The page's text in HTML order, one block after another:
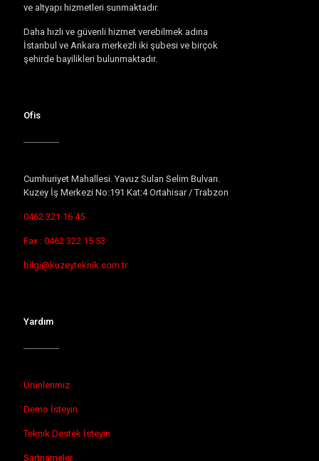
ve altyapı hizmetleri sunmaktadır.
Daha hızlı ve güvenli hizmet verebilmek adına
İstanbul ve Ankara merkezli iki şubesi ve birçok
şehirde bayilikleri bulunmaktadır.
Ofis
Cumhuriyet Mahallesi. Yavuz Sulan Selim Bulvarı.
Kuzey İş Merkezi No:191 Kat:4 Ortahisar / Trabzon
0462 321 16 45
Fax : 0462 322 15 53
bilgi@kuzeyteknik.com.tr
Yardım
Ürünlerimiz
Demo İsteyin
Teknik Destek İsteyin
Şartnameler